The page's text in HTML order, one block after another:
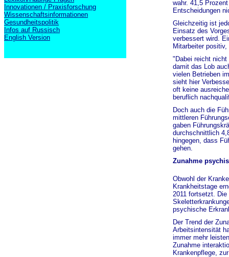
Innovationen / Praxisforschung
Wissenschaftsinformationen
Gesundheitspolitik
Infos auf Russisch
English Version
wahr. 41,5
Entscheidungen
Gleichzeitig ist
Einsatz des
verbessert wird.
Mitarbeiter
"Dabei reicht nicht
damit das Lob
vielen Betrieben
sieht hier
oft keine
beruflich
Doch auch die
mittleren
gaben
durchschnittlich
hingegen, dass
gehen.
Zunahme
Obwohl der
Krankheitstage
2011 fortsetzt.
psychische
Der Trend der
Arbeitsintensität
immer mehr
Zunahme
Krankenpflege,